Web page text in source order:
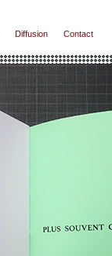
Diffusion Contact